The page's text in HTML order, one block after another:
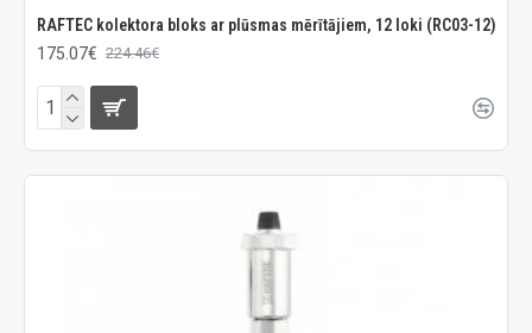
RAFTEC kolektora bloks ar plūsmas mērītājiem, 12 loki (RC03-12)
175.07€ 224.46€